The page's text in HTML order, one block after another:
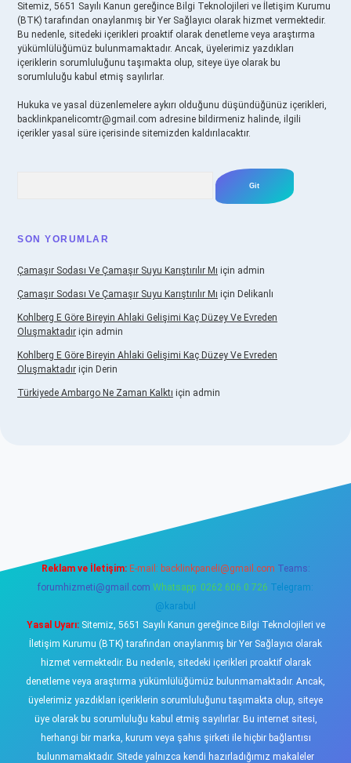
Sitemiz, 5651 Sayılı Kanun gereğince Bilgi Teknolojileri ve İletişim Kurumu
(BTK) tarafından onaylanmış bir Yer Sağlayıcı olarak hizmet vermektedir.
Bu nedenle, sitedeki içerikleri proaktif olarak denetleme veya araştırma
yükümlülüğümüz bulunmamaktadır. Ancak, üyelerimiz yazdıkları
içeriklerin sorumluluğunu taşımakta olup, siteye üye olarak bu
sorumluluğu kabul etmiş sayılırlar.
Hukuka ve yasal düzenlemelere aykırı olduğunu düşündüğünüz içerikleri,
backlinkpanelicomtr@gmail.com adresine bildirmeniz halinde, ilgili
içerikler yasal süre içerisinde sitemizden kaldırılacaktır.
SON YORUMLAR
Çamaşır Sodası Ve Çamaşır Suyu Karıştırılır Mı için admin
Çamaşır Sodası Ve Çamaşır Suyu Karıştırılır Mı için Delikanlı
Kohlberg E Göre Bireyin Ahlaki Gelişimi Kaç Düzey Ve Evreden
Oluşmaktadır için admin
Kohlberg E Göre Bireyin Ahlaki Gelişimi Kaç Düzey Ve Evreden
Oluşmaktadır için Derin
Türkiyede Ambargo Ne Zaman Kalktı için admin
Reklam ve İletişim: E-mail: backlinkpaneli@gmail.com Teams:
forumhizmeti@gmail.com Whatsapp: 0262 606 0 726 Telegram:
@karabul
Yasal Uyarı:Sitemiz, 5651 Sayılı Kanun gereğince Bilgi Teknolojileri ve
İletişim Kurumu (BTK) tarafından onaylanmış bir Yer Sağlayıcı olarak
hizmet vermektedir. Bu nedenle, sitedeki içerikleri proaktif olarak
denetleme veya araştırma yükümlülüğümüz bulunmamaktadır. Ancak,
üyelerimiz yazdıkları içeriklerin sorumluluğunu taşımakta olup, siteye
üye olarak bu sorumluluğu kabul etmiş sayılırlar. Bu internet sitesi,
herhangi bir marka, kurum veya şahıs şirketi ile hiçbir bağlantısı
bulunmamaktadır. Sitede yalnızca kendi hazırladığımız makaleler